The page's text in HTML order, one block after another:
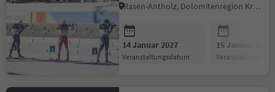
Rasen-Antholz, Dolomitenregion Kronplatz
14 Januar 2027
Veranstaltungsdatum
15 Januar 2027